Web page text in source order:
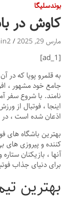
بوندسلیگا
کاوش در
مارس 29, 2025
[ad_1]
به قلمرو پویا که
جامع خود مشهور ،
نامند. با شروع سفر
اینجا ، فوتبال از
اذعان شده است ، در
بهترین باشگاه های
کننده و پیروزی های
آنها ، بازیکنان
برای دنیای جذاب
بهترین